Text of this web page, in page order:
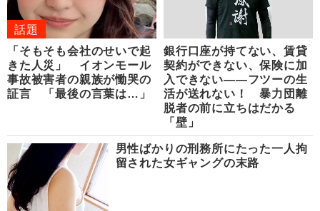
話題
「そもそも会社のせいで起
きた人災」 イオンモール
事故被害者の親族が慟哭の
証言 「最後の言葉は…」
銀行口座が持てない、賃貸
契約ができない、保険に加
入できない――フツーの生
活が送れない！ 暴力団離
脱者の前に立ちはだかる
「壁」
男性ばかりの刑務所にたった一人拘
留された女ギャングの末路